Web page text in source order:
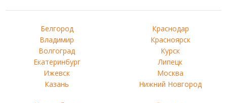
Белгород
Владимир
Волгоград
Екатеринбург
Ижевск
Казань
Краснодар
Красноярск
Курск
Липецк
Москва
Нижний Новгород